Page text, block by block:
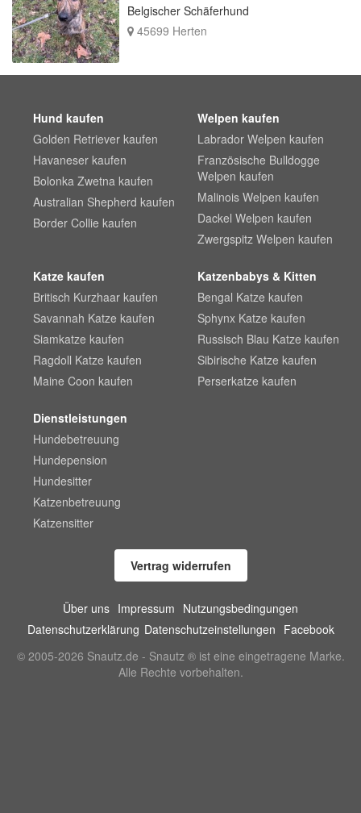
Belgischer Schäferhund
45699 Herten
Hund kaufen
Golden Retriever kaufen
Havaneser kaufen
Bolonka Zwetna kaufen
Australian Shepherd kaufen
Border Collie kaufen
Welpen kaufen
Labrador Welpen kaufen
Französische Bulldogge
Welpen kaufen
Malinois Welpen kaufen
Dackel Welpen kaufen
Zwergspitz Welpen kaufen
Katze kaufen
Britisch Kurzhaar kaufen
Savannah Katze kaufen
Siamkatze kaufen
Ragdoll Katze kaufen
Maine Coon kaufen
Katzenbabys & Kitten
Bengal Katze kaufen
Sphynx Katze kaufen
Russisch Blau Katze kaufen
Sibirische Katze kaufen
Perserkatze kaufen
Dienstleistungen
Hundebetreuung
Hundepension
Hundesitter
Katzenbetreuung
Katzensitter
Vertrag widerrufen
Über uns Impressum Nutzungsbedingungen
Datenschutzerklärung Datenschutzeinstellungen Facebook
© 2005-2026 Snautz.de - Snautz ® ist eine eingetragene Marke.
Alle Rechte vorbehalten.